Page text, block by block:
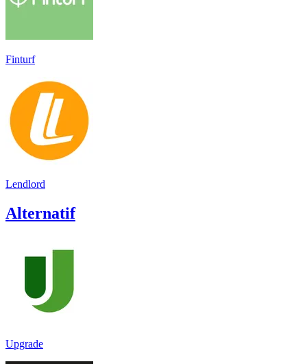
Finturf
Lendlord
Alternatif
Upgrade